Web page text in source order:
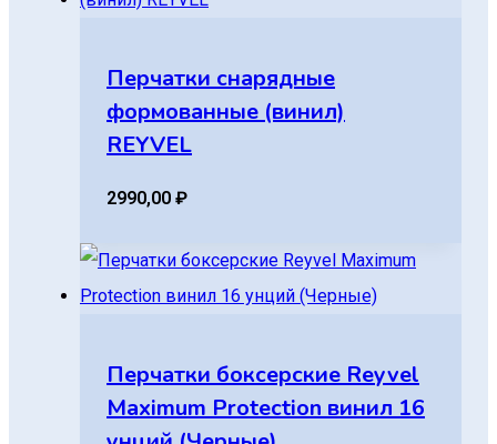
Перчатки снарядные
формованные (винил)
REYVEL
2990,00 ₽
Перчатки боксерские Reyvel
Maximum Protection винил 16